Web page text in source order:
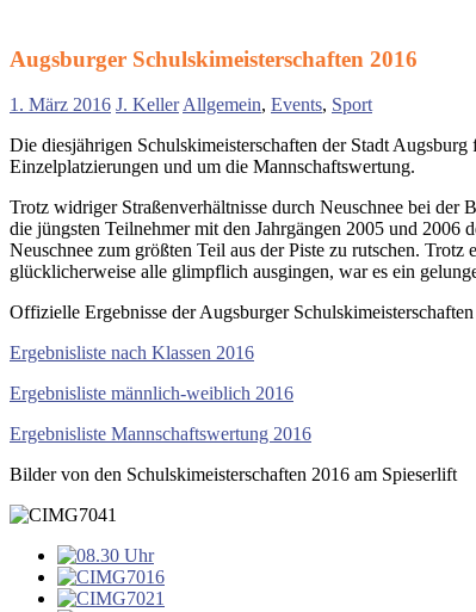
Augsburger Schulskimeisterschaften 2016
1. März 2016 J. KellerAllgemein, Events, Sport
Die diesjährigen Schulskimeisterschaften der Stadt
Einzelplatzierungen und um die Mannschaftswertung.
Trotz widriger Straßenverhältnisse durch Neuschnee bei der
die jüngsten Teilnehmer mit den Jahrgängen 2005 und 2006
Neuschnee zum größten Teil aus der Piste zu rutschen.
glücklicherweise alle glimpflich ausgingen, war es ein
Offizielle Ergebnisse der Augsburger
Ergebnisliste nach Klassen 2016
Ergebnisliste männlich-weiblich 2016
Ergebnisliste Mannschaftswertung 2016
Bilder von den Schulskimeisterschaften 2016 am Spieserlift